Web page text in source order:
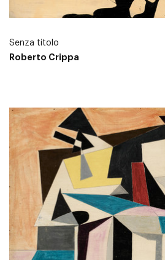
Senza titolo
Roberto Crippa